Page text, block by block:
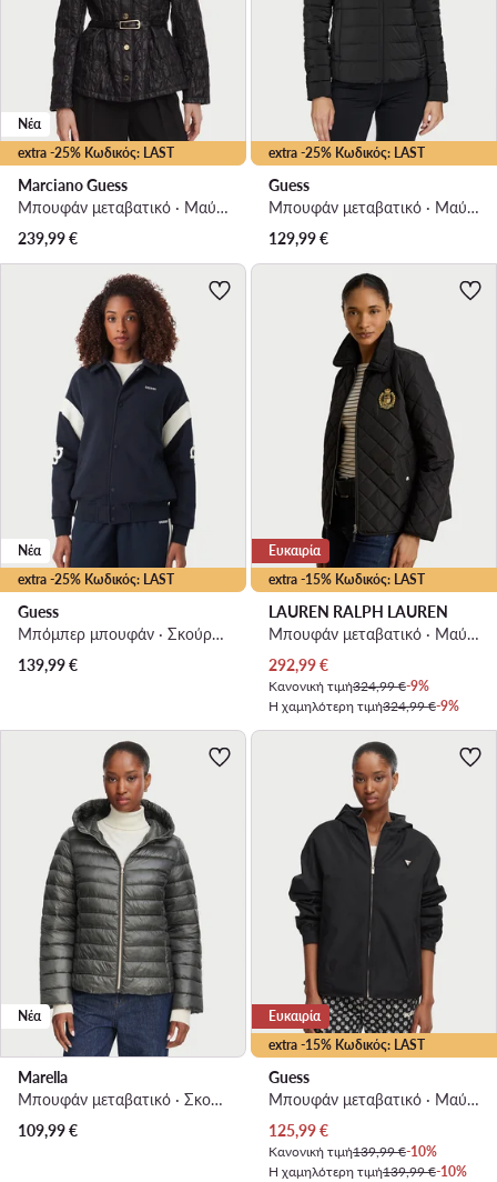
extra -25% Κωδικός: LAST
Νέα
Marciano Guess
Μπουφάν μεταβατικό · Μαύρο
239,99€
extra -25% Κωδικός: LAST
Guess
Μπουφάν μεταβατικό · Μαύρο
129,99€
extra -25% Κωδικός: LAST
Νέα
Guess
Μπόμπερ μπουφάν · Σκούρο μπλε
139,99€
extra -15% Κωδικός: LAST
Ευκαιρία
LAUREN RALPH LAUREN
Μπουφάν μεταβατικό · Μαύρο
Τρέχουσα τιμή
292,99€
Κανονική τιμή324,99 €-9%
Η χαμηλότερη τιμή324,99 €-9%
Νέα
Marella
Μπουφάν μεταβατικό · Σκούρο γκρι
109,99€
extra -15% Κωδικός: LAST
Ευκαιρία
Guess
Μπουφάν μεταβατικό · Μαύρο
Τρέχουσα τιμή
125,99€
Κανονική τιμή139,99 €-10%
Η χαμηλότερη τιμή139,99 €-10%